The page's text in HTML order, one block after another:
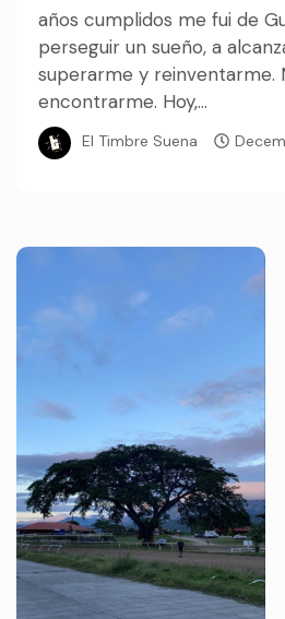
años cumplidos me fui de
perseguir un sueño, a
superarme y reinventarme.
encontrarme. Hoy,...
El Timbre Suena